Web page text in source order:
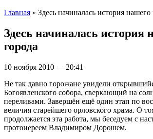
Главная » Здесь начиналась история нашего
Здесь начиналась история
города
10 ноября 2010 — 20:41
Не так давно горожане увидели
Богоявленского собора, сверкающий на
переливами. Завершён ещё один этап по
величия старейшего орловского храма. О
продолжается эта работа, мы беседуем с
протоиереем Владимиром Дорошем.